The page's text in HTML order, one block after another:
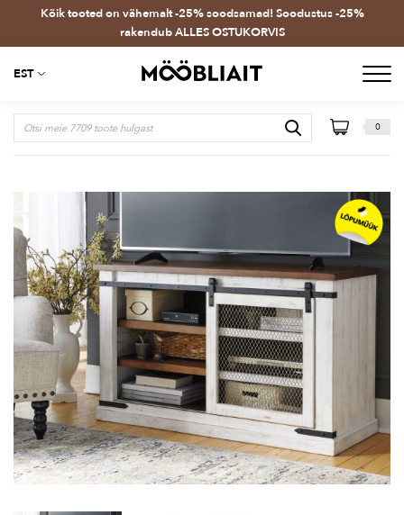
Kõik tooted on vähemalt -25% soodsamad! Soodustus -25%
rakendub ALLES OSTUKORVIS
EST
0